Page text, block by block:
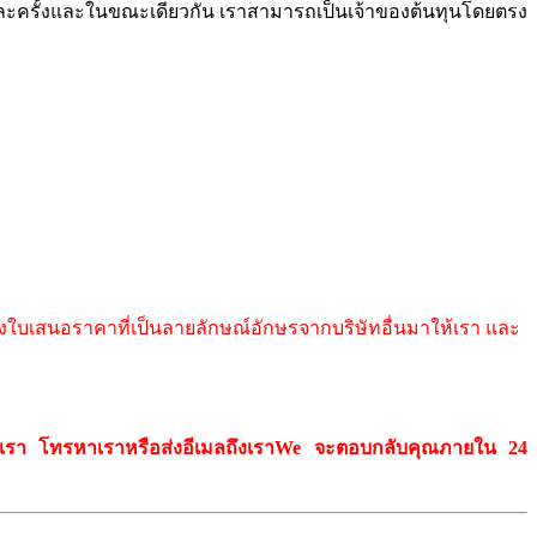
รั้งและในขณะเดียวกัน เราสามารถเป็นเจ้าของต้นทุนโดยตรง
บเสนอราคาที่เป็นลายลักษณ์อักษรจากบริษัทอื่นมาให้เรา และ
โทรหาเราหรือส่งอีเมลถึงเราWe จะตอบกลับคุณภายใน 24